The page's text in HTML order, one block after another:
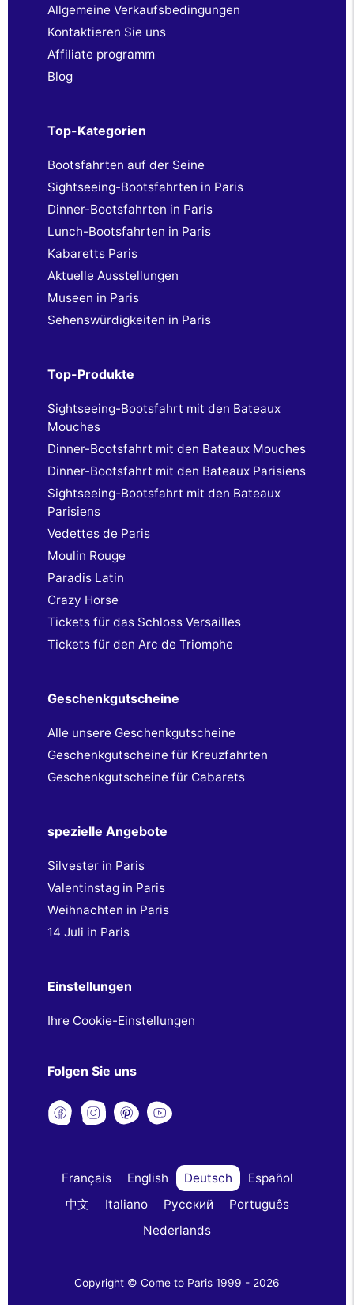
Allgemeine Verkaufsbedingungen
Kontaktieren Sie uns
Affiliate programm
Blog
Top-Kategorien
Bootsfahrten auf der Seine
Sightseeing-Bootsfahrten in Paris
Dinner-Bootsfahrten in Paris
Lunch-Bootsfahrten in Paris
Kabaretts Paris
Aktuelle Ausstellungen
Museen in Paris
Sehenswürdigkeiten in Paris
Top-Produkte
Sightseeing-Bootsfahrt mit den Bateaux
Mouches
Dinner-Bootsfahrt mit den Bateaux Mouches
Dinner-Bootsfahrt mit den Bateaux Parisiens
Sightseeing-Bootsfahrt mit den Bateaux
Parisiens
Vedettes de Paris
Moulin Rouge
Paradis Latin
Crazy Horse
Tickets für das Schloss Versailles
Tickets für den Arc de Triomphe
Geschenkgutscheine
Alle unsere Geschenkgutscheine
Geschenkgutscheine für Kreuzfahrten
Geschenkgutscheine für Cabarets
spezielle Angebote
Silvester in Paris
Valentinstag in Paris
Weihnachten in Paris
14 Juli in Paris
Einstellungen
Ihre Cookie-Einstellungen
Folgen Sie uns
Français English Deutsch
Español
中文
Italiano Русский
Português
Nederlands
Copyright © Come to Paris 1999 - 2026